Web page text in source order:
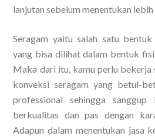
lanjutan sebelum menentukan lebih
Seragam yaitu salah satu
yang bisa dilihat dalam bentuk
Maka dari itu, kamu perlu bekerja
konveksi seragam yang betul-
professional sehingga
berkualitas dan pas dengan
Adapun dalam menentukan jasa